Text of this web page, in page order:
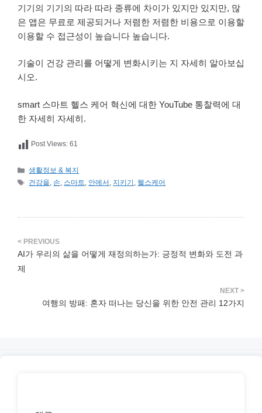
기기의 기기의 따라 따라 종류에 차이가 있지만 있지만, 많
은 앱은 무료로 제공되거나 저렴한 저렴한 비용으로 이용할
이용할 수 접근성이 높습니다 높습니다.
기술이 건강 관리를 어떻게 변화시키는 지 자세히 알아보십
시오.
smart 스마트 헬스 케어 혁신에 대한 YouTube 통찰력에 대
한 자세히 자세히.
Post Views: 61
카
테
생활정보 & 복지
태
건강을, 손, 스마트, 안에서 , 지키기 ,헬스케어
AI가 우리의 삶을 어떻게 재정의하는가: 긍정적 변화와 도전 과
제
여행의 방패: 혼자 떠나는 당신을 위한 안전 관리 12가지